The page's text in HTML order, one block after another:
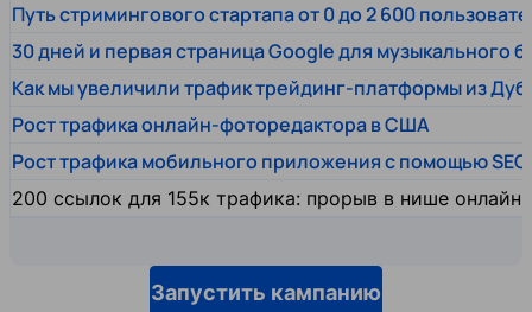
Путь стримингового стартапа от 0 до 2 600
30 дней и первая страница Google для музыкального
Как мы увеличили трафик трейдинг-платформы из
Рост трафика онлайн-фоторедактора в США
Рост трафика мобильного приложения с помощью SEO
200 ссылок для 155к трафика: прорыв в нише
Запустить кампанию